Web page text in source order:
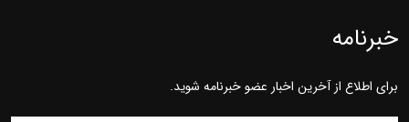
خبرنامه
برای اطلاع از آخرین اخبار عضو خبرنامه شوید.